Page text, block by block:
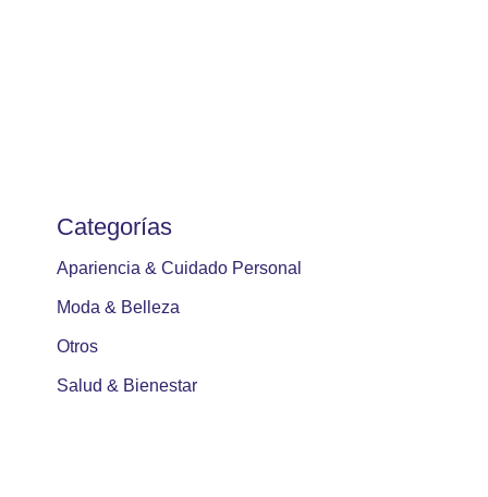
Categorías
Apariencia & Cuidado Personal
Moda & Belleza
Otros
Salud & Bienestar